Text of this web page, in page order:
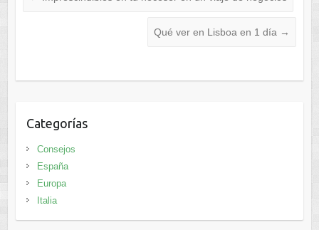
Qué ver en Lisboa en 1 día →
Categorías
Consejos
España
Europa
Italia